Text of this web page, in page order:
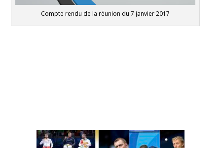
Compte rendu de la réunion du 7 janvier 2017